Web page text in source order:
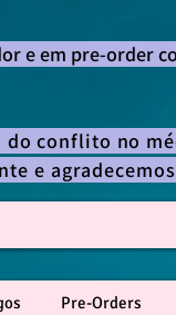
e em pre-order
conflito no
e
Pre-Orders